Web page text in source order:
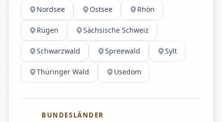
Nordsee Ostsee Rhön
Rügen Sächsische Schweiz
Schwarzwald Spreewald Sylt
Thüringer Wald Usedom
BUNDESLÄNDER